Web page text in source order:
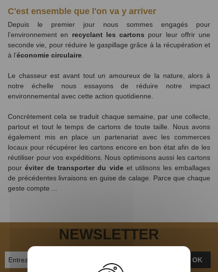
C'est ensemble que l'on va y arriver
Depuis le premier jour nous sommes engagés pour
l’environnement en recyclant les cartons pour leur offrir une
seconde vie, pour réduire le gaspillage grâce à la récupération et
à l’économie circulaire
Le chasseur est avant tout un amoureux de la nature, alors à
notre échelle nous essayons de réduire notre impact
environnemental avec cette action quotidienne.
Concrètement cela se traduit chaque semaine, par une collecte,
partout et tout le temps de cartons de toute taille. Nous avons
également mis en place un partenariat avec les commerces
locaux pour récupérer les cartons encore en bon état afin de les
réutiliser pour vos expéditions. Nous optimisons aussi les cartons
pouréviter de transporter du videet utilisons les emballages
de précédentes livraisons en guise de calage. Parce que chaque
geste compte ...
NEWSLETTER
OK